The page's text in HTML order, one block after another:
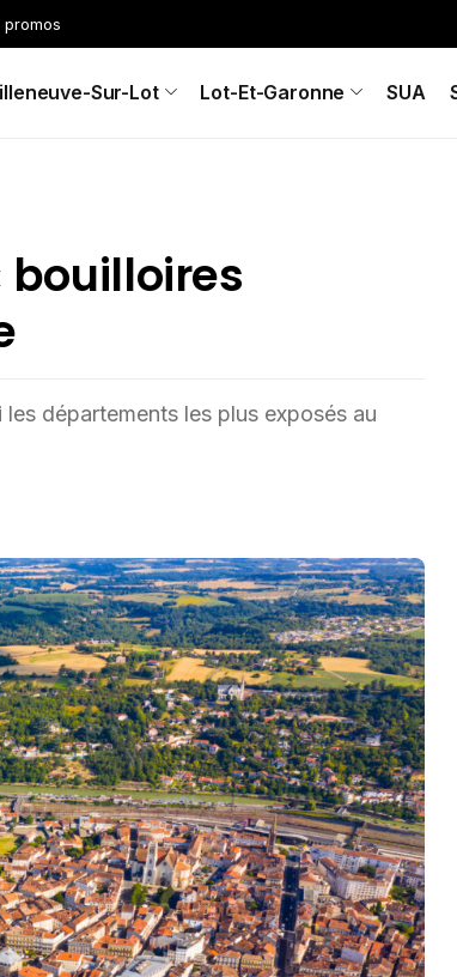
promos
Sur-Lot Lot-Et-Garonne SUA
bouilloires
départements les plus exposés au